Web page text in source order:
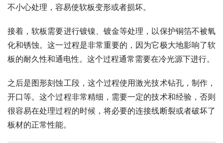
不小心处理，容易使软板变形或者损坏。
接着，软板需要进行镀镍、镀金等处理，以保护铜箔不被氧
化和锈蚀。这一过程是非常重要的，因为它极大地影响了软
板的耐久性和通电性。这个过程通常需要在冷光源下进行。
之后是图形刻蚀工段，这个过程使用激光技术钻孔，制作，
开口等。这个过程非常精细，需要一定的技术和经验，否则
很容易在处理过程的时候，将必要的连接线断裂或者破坏了
板材的正常性能。